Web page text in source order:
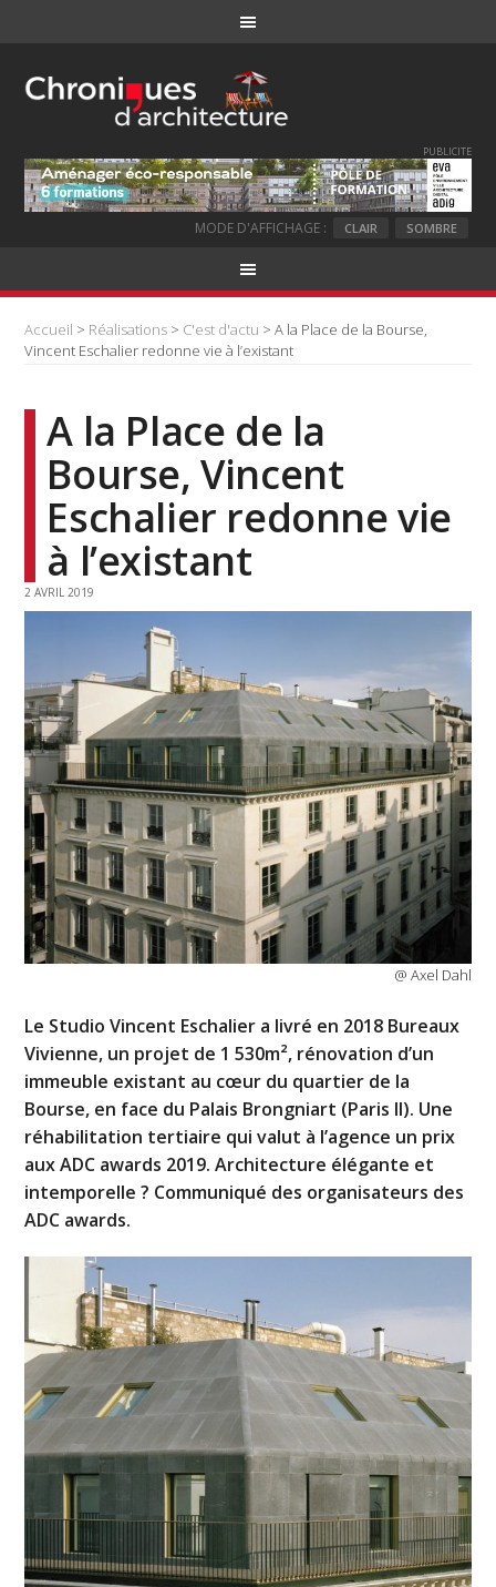
PUBLICITE
MODE D'AFFICHAGE : CLAIR SOMBRE
Accueil > Réalisations > C'est d'actu > A la Place de la Bourse,
Vincent Eschalier redonne vie à l’existant
A la Place de la
Bourse, Vincent
Eschalier redonne vie
à l’existant
2 AVRIL 2019
@ Axel Dahl
Le Studio Vincent Eschalier a livré en 2018 Bureaux
Vivienne, un projet de 1 530m², rénovation d’un
immeuble existant au cœur du quartier de la
Bourse, en face du Palais Brongniart (Paris II). Une
réhabilitation tertiaire qui valut à l’agence un prix
aux ADC awards 2019. Architecture élégante et
intemporelle ? Communiqué des organisateurs des
ADC awards.